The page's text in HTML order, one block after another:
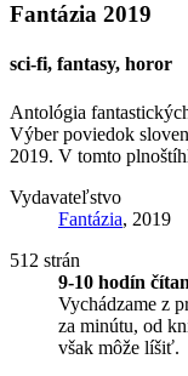
Fantázia 2019
sci-fi, fantasy, horor
Antológia
Výber poviedok
2019. V tomto
Vydavateľstvo
Fantázia, 2019
512 strán
9-10 hodín
Vychádzame z
za minútu, od
však môže líšiť.